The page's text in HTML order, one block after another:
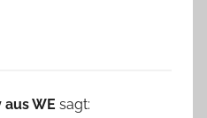
aus WE sagt: